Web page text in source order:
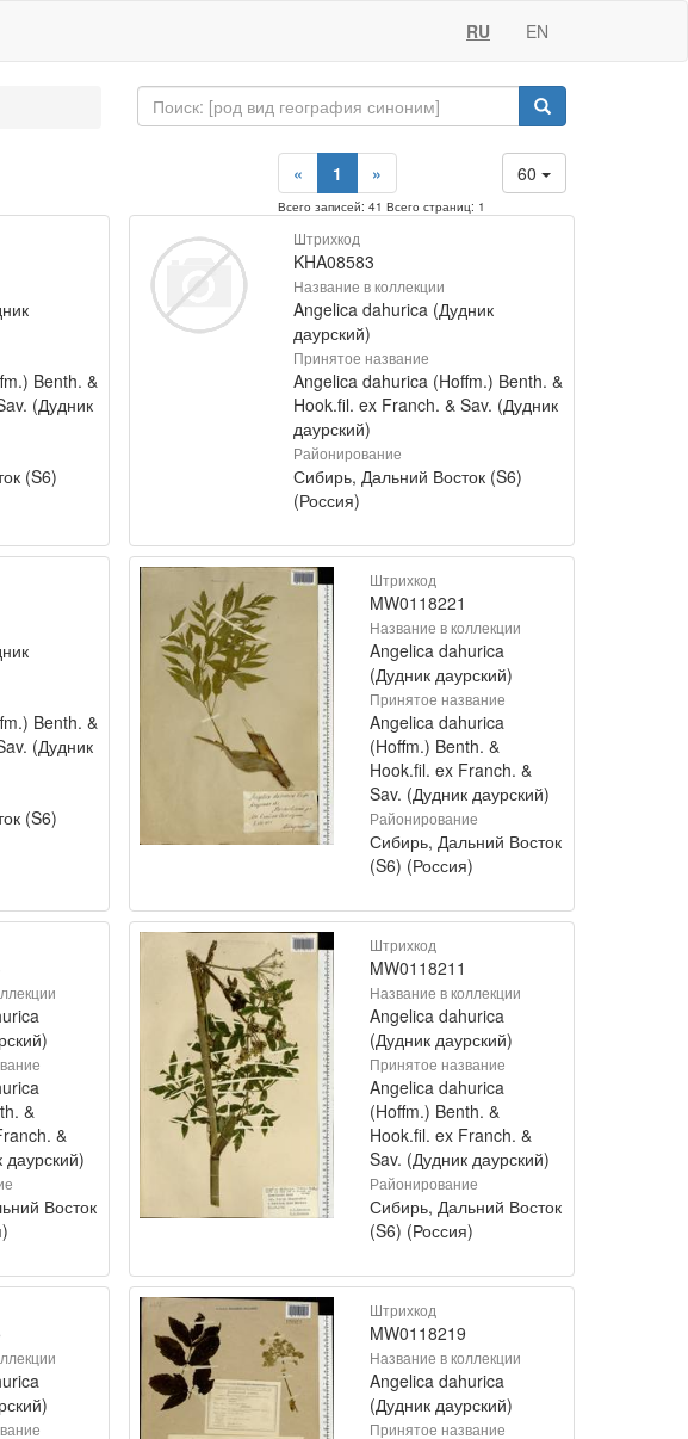
RU EN
60
« 1 »
Всего записей: 41 Всего страниц: 1
Benth. &
(Дудник
(S6)
Штрихкод
KHA08583
Название в коллекции
Angelica dahurica (Дудник
даурский)
Принятое название
Angelica dahurica (Hoffm.) Benth. &
Hook.fil. ex Franch. & Sav. (Дудник
даурский)
Районирование
Сибирь, Дальний Восток (S6)
(Россия)
Benth. &
(Дудник
(S6)
Штрихкод
MW0118221
Название в коллекции
Angelica dahurica
(Дудник даурский)
Принятое название
Angelica dahurica
(Hoffm.) Benth. &
Hook.fil. ex Franch. &
Sav. (Дудник даурский)
Районирование
Сибирь, Дальний Восток
(S6) (Россия)
&
&
даурский)
Восток
Штрихкод
MW0118211
Название в коллекции
Angelica dahurica
(Дудник даурский)
Принятое название
Angelica dahurica
(Hoffm.) Benth. &
Hook.fil. ex Franch. &
Sav. (Дудник даурский)
Районирование
Сибирь, Дальний Восток
(S6) (Россия)
Штрихкод
MW0118219
Название в коллекции
Angelica dahurica
(Дудник даурский)
Принятое название